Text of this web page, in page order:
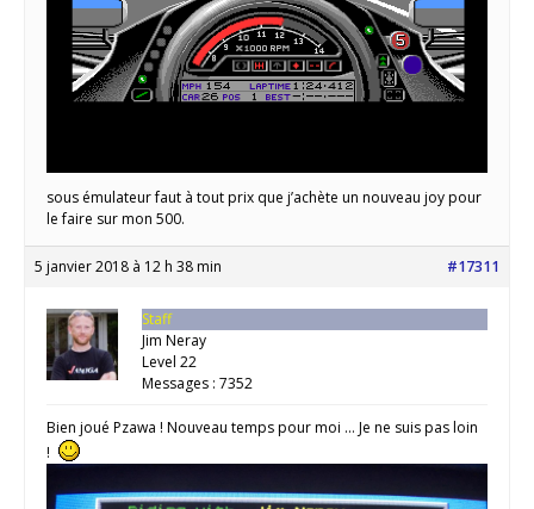
sous émulateur faut à tout prix que j’achète un nouveau joy pour
le faire sur mon 500.
5 janvier 2018 à 12 h 38 min #17311
Staff
Jim Neray
Level 22
Messages : 7352
Bien joué Pzawa ! Nouveau temps pour moi … Je ne suis pas loin
!